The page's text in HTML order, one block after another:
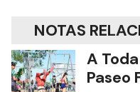
NOTAS
A
Paseo